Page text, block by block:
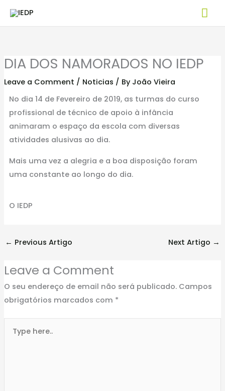
DIA DOS NAMORADOS NO IEDP
Leave a Comment / Noticias / By João Vieira
No dia 14 de Fevereiro de 2019, as turmas do curso
profissional de técnico de apoio à infância
animaram o espaço da escola com diversas
atividades alusivas ao dia.
Mais uma vez a alegria e a boa disposição foram
uma constante ao longo do dia.
O IEDP
← Previous Artigo Next Artigo →
Leave a Comment
O seu endereço de email não será publicado. Campos
obrigatórios marcados com *
here..